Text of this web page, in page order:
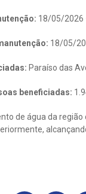
18/05/2026
18/05/
Paraíso das
beneficiadas:
de água da